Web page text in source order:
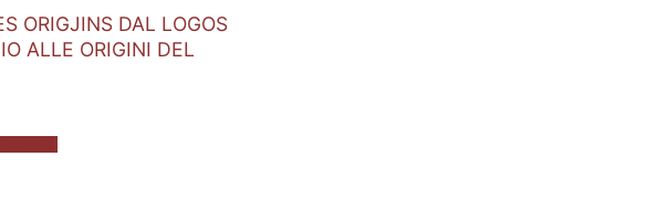
ORIGJINS DAL LOGOS
ALLE ORIGINI DEL